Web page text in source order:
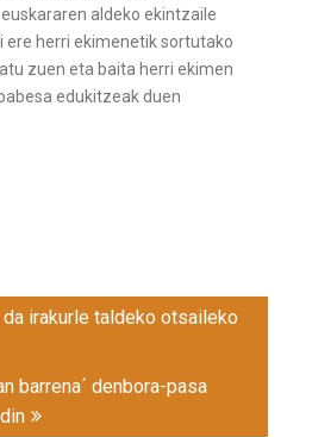
aldeko ekintzaile
ere herri ekimenetik sortutako
zuen eta baita herri ekimen
edukitzeak duen
irakurle taldeko otsaileko
barrena´ denbora-pasa